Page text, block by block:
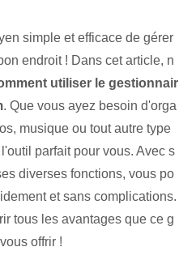
simple et efficace de gérer
endroit ! Dans cet article, n
utiliser le gestionnair
. Que vous ayez besoin d'orga
musique ou tout autre type
parfait pour vous. Avec s
diverses fonctions, vous po
et sans complications.
tous les avantages que ce g
offrir !